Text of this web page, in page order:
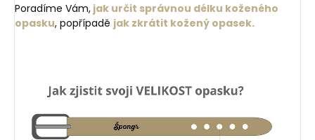
Poradíme Vám, jak určit správnou délku koženého
opasku, popřípadě jak zkrátit kožený opasek.